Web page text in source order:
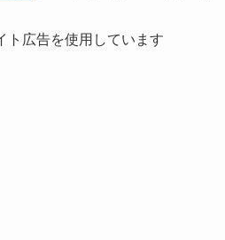
ト広告を使用しています